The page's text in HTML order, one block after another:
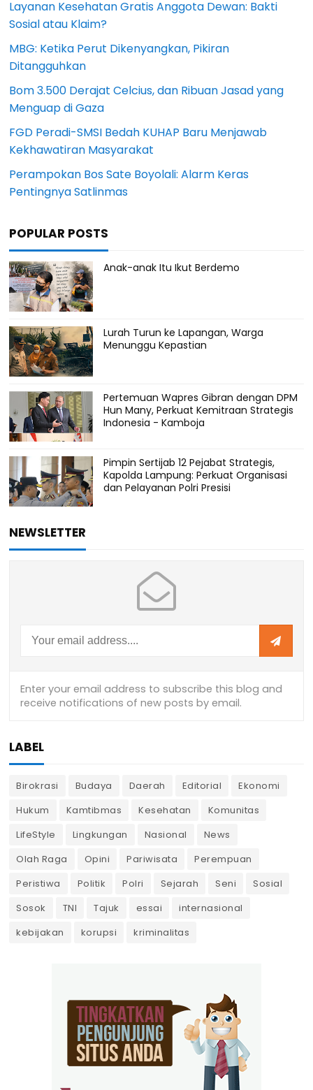
Layanan Kesehatan Gratis Anggota Dewan: Bakti
Sosial atau Klaim?
MBG: Ketika Perut Dikenyangkan, Pikiran
Ditangguhkan
Bom 3.500 Derajat Celcius, dan Ribuan Jasad yang
Menguap di Gaza
FGD Peradi-SMSI Bedah KUHAP Baru Menjawab
Kekhawatiran Masyarakat
Perampokan Bos Sate Boyolali: Alarm Keras
Pentingnya Satlinmas
POPULAR POSTS
Anak-anak Itu Ikut Berdemo
Lurah Turun ke Lapangan, Warga
Menunggu Kepastian
Pertemuan Wapres Gibran dengan DPM
Hun Many, Perkuat Kemitraan Strategis
Indonesia - Kamboja
Pimpin Sertijab 12 Pejabat Strategis,
Kapolda Lampung: Perkuat Organisasi
dan Pelayanan Polri Presisi
NEWSLETTER
LABEL
Birokrasi Budaya Daerah Editorial
Ekonomi
Hukum
Kamtibmas Kesehatan
Komunitas
LifeStyle
Lingkungan Nasional
News
Olah Raga
Opini Pariwisata
Perempuan
Peristiwa
Politik Polri Sejarah Seni
Sosial
Sosok
TNI Tajuk essai
internasional
kebijakan
korupsi kriminalitas